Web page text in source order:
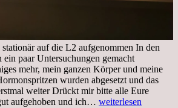
auf die L2 aufgenommen In den
ein paar Untersuchungen gemacht
mehr, mein ganzen Körper und meine
wurden abgesetzt und das
weiter Drückt mir bitte alle Eure
aufgehoben und ich… Mittwoch.
weiterlesen